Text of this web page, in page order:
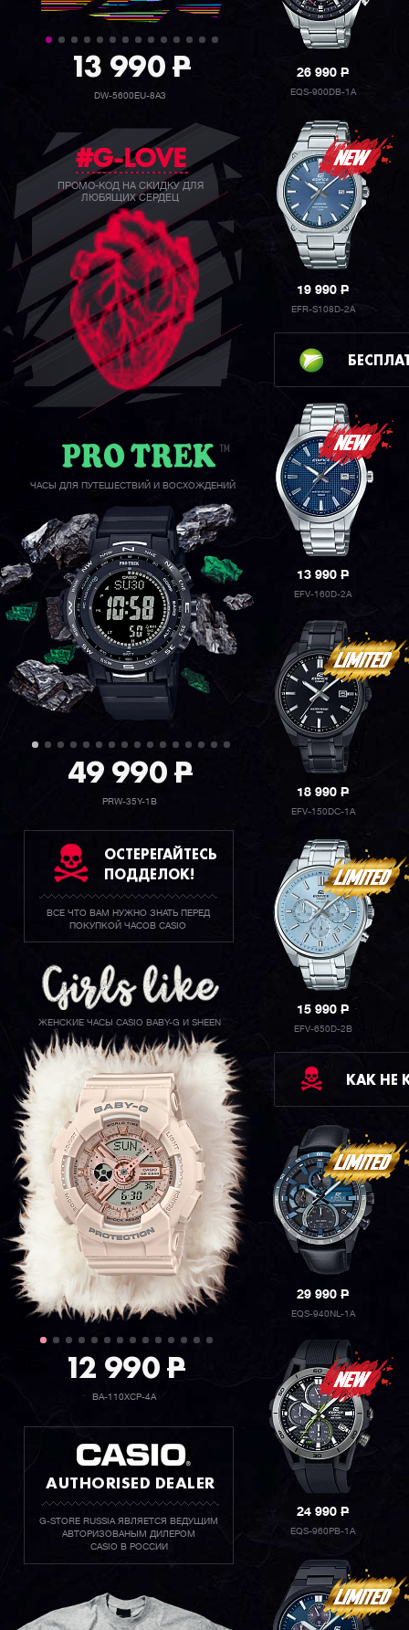
39 990P
GW-B5600BC-1B
#G-LOVE
ПРОМО-КОД НА СКИДКУ ДЛЯ
ЛЮБЯЩИХ СЕРДЕЦ
ЧАСЫ ДЛЯ ПУТЕШЕСТВИЙ И ВОСХОЖДЕНИЙ
49 990P
PRW-35Y-1B
ОСТЕРЕГАЙТЕСЬ
ПОДДЕЛОК!
ВСЕ ЧТО ВАМ НУЖНО ЗНАТЬ ПЕРЕД
ПОКУПКОЙ ЧАСОВ CASIO
ЖЕНСКИЕ ЧАСЫ CASIO BABY-G И SHEEN
12 990P
BA-110XCP-4A
AUTHORISED DEALER
G-STORE RUSSIA ЯВЛЯЕТСЯ ВЕДУЩИМ
АВТОРИЗОВАНЫМ ДИЛЕРОМ
CASIO В РОССИИ
26 990P
EQS-900DB-1A
19 990P
EFR-S108D-2A
13 990P
EFV-160D-2A
18 990P
EFV-150DC-1A
15 990P
EFV-650D-2B
КАК НЕ
29 990P
EQS-940NL-1A
24 990P
EQS-960PB-1A